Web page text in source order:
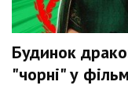
Будинок
"чорні" у